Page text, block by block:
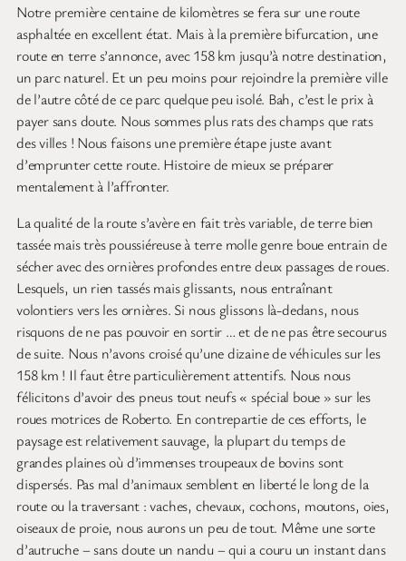
Notre première centaine de kilomètres se fera sur une route
asphaltée en excellent état. Mais à la première bifurcation, une
route en terre s’annonce, avec 158 km jusqu’à notre destination,
un parc naturel. Et un peu moins pour rejoindre la première ville
de l’autre côté de ce parc quelque peu isolé. Bah, c’est le prix à
payer sans doute. Nous sommes plus rats des champs que rats
des villes ! Nous faisons une première étape juste avant
d’emprunter cette route. Histoire de mieux se préparer
mentalement à l’affronter.
La qualité de la route s’avère en fait très variable, de terre bien
tassée mais très poussiéreuse à terre molle genre boue entrain de
sécher avec des ornières profondes entre deux passages de roues.
Lesquels, un rien tassés mais glissants, nous entraînant
volontiers vers les ornières. Si nous glissons là-dedans, nous
risquons de ne pas pouvoir en sortir … et de ne pas être secourus
de suite. Nous n’avons croisé qu’une dizaine de véhicules sur les
158 km ! Il faut être particulièrement attentifs. Nous nous
félicitons d’avoir des pneus tout neufs « spécial boue » sur les
roues motrices de Roberto. En contrepartie de ces efforts, le
paysage est relativement sauvage, la plupart du temps de
grandes plaines où d’immenses troupeaux de bovins sont
dispersés. Pas mal d’animaux semblent en liberté le long de la
route ou la traversant : vaches, chevaux, cochons, moutons, oies,
oiseaux de proie, nous aurons un peu de tout. Même une sorte
d’autruche – sans doute un nandu – qui a couru un instant dans